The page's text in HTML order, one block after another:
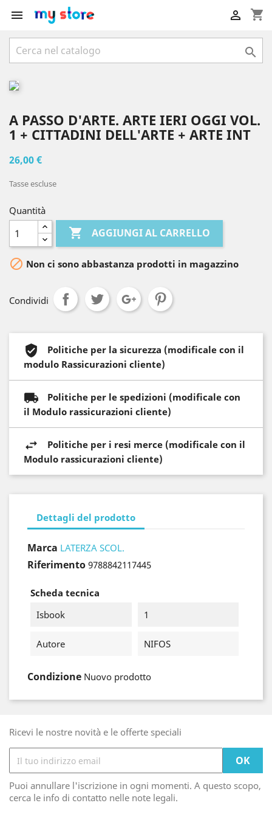
 shopping_cart


A PASSO D'ARTE. ARTE IERI OGGI VOL.
1 + CITTADINI DELL'ARTE + ARTE INT
26,00 €
Tasse escluse
Quantità
 AGGIUNGI AL CARRELLO
 Non ci sono abbastanza prodotti in magazzino
Condividi
Politiche per la sicurezza (modificale con il
modulo Rassicurazioni cliente)
Politiche per le spedizioni (modificale con
il Modulo rassicurazioni cliente)
Politiche per i resi merce (modificale con il
Modulo rassicurazioni cliente)
Dettagli del prodotto
Marca LATERZA SCOL.
Riferimento 9788842117445
Scheda tecnica
Isbook
1
Autore NIFOS
Condizione Nuovo prodotto
Ricevi le nostre novità e le offerte speciali
Puoi annullare l'iscrizione in ogni momenti. A questo scopo,
cerca le info di contatto nelle note legali.